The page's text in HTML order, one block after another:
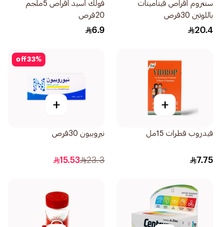
سنتروم أقراص فيتامينات
باللوتين 30قرص
20.4
فولك أسيد أقراص 5ملجم
20قرص
6.9
+
فيدروب قطرات 15مل
7.75
33%
off
+
نيروبيون 30قرص
23.3
15.53